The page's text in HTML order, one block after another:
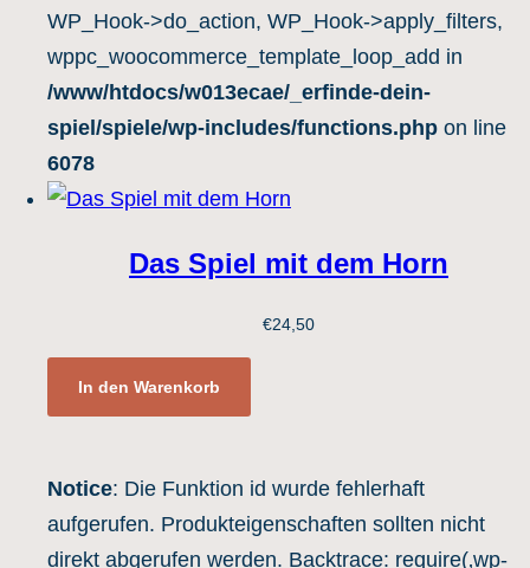
WP_Hook->do_action, WP_Hook->apply_filters,
wppc_woocommerce_template_loop_add in
/www/htdocs/w013ecae/_erfinde-dein-
spiel/spiele/wp-includes/functions.php on line
6078
Das Spiel mit dem Horn
€24,50
In den Warenkorb
Notice: Die Funktion id wurde fehlerhaft
aufgerufen. Produkteigenschaften sollten nicht
direkt abgerufen werden. Backtrace: require(‚wp-